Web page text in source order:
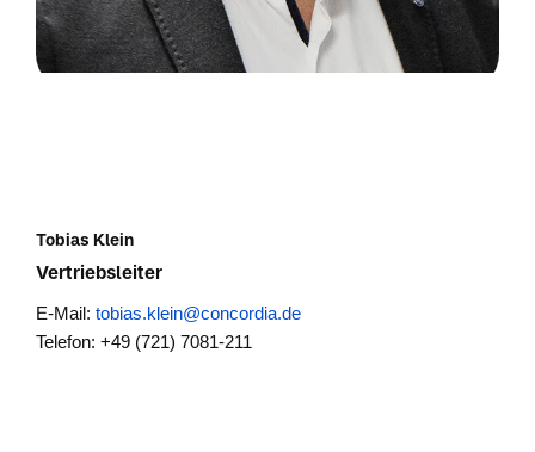
Tobias Klein
Vertriebsleiter
E-Mail: tobias.klein@concordia.de
Telefon: +49 (721) 7081-211